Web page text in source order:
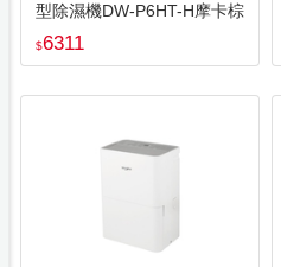
型除濕機DW-P6HT-H摩卡棕
$6311